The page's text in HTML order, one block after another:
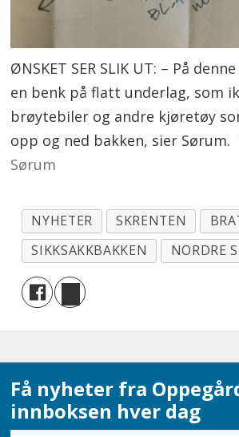
ØNSKET SER SLIK UT: – På
en benk på flatt underlag, som
brøytebiler og andre kjøretøy
opp og ned bakken, sier Sørum.
Sørum
NYHETER SKRENTEN
SIKKSAKKBAKKEN
NORDRE
Få nyheter fra
innboksen hver dag